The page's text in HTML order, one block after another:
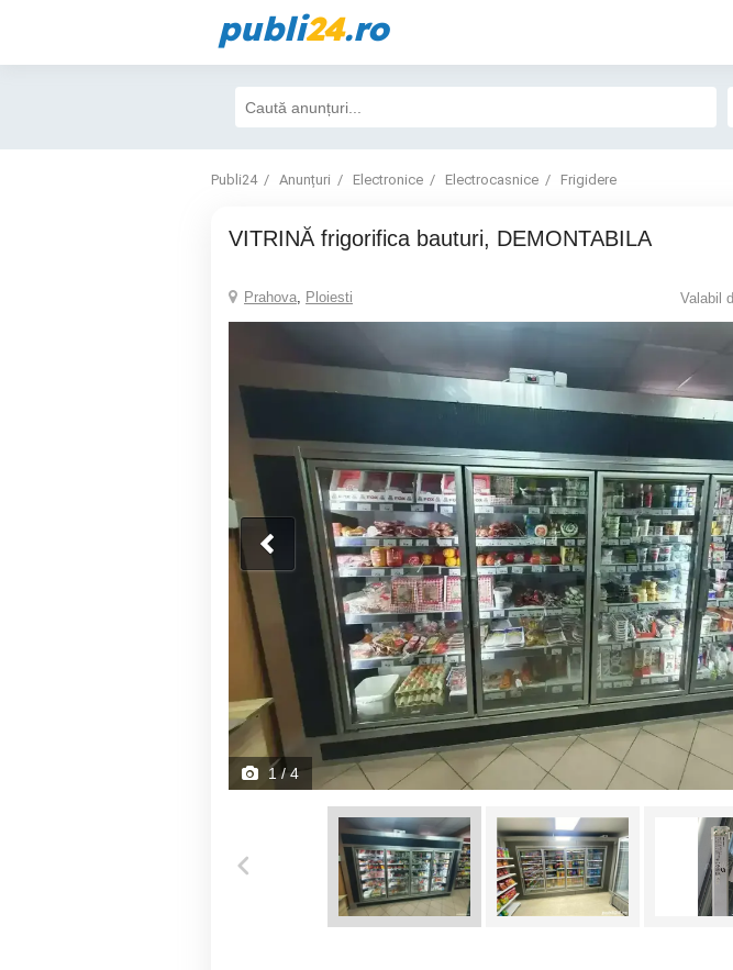
publi24.ro
Publi24 Anunțuri Electronice Electrocasnice Frigidere
VITRINĂ frigorifica bauturi, DEMONTABILA
Prahova, Ploiesti Valabil
1 / 4